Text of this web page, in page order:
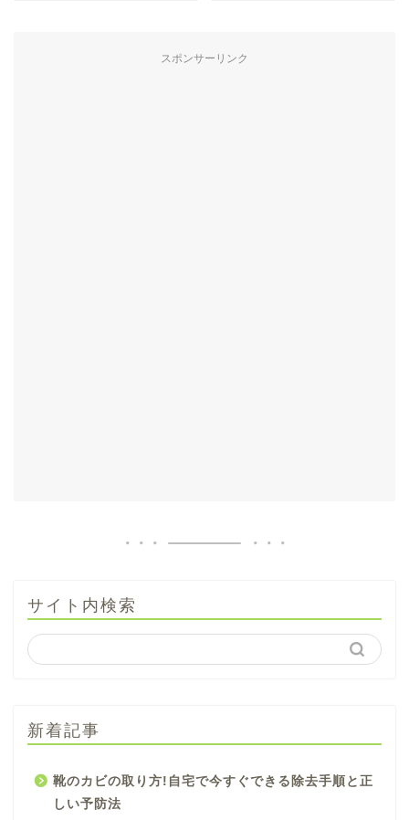
スポンサーリンク
サイト内検索
新着記事
靴のカビの取り方!自宅で今すぐできる除去手順と正
しい予防法